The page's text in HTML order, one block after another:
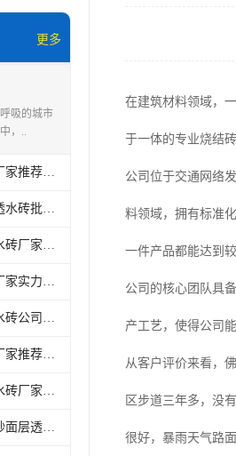
更多
吸的城市
，..
2026年透水砖生产厂家推荐：佛山青路新材料专注真空烧结工艺
2026年黑龙江市政透水砖批发厂家解析
2026年吉林通体透水砖厂家解析：青路新材料工艺与场景应用推荐
2026年佛山透水砖厂家实力解读：从市政铺装到园林景观的一站式供货方案
2026年吉林通体透水砖公司供应商参考：佛山市青路新材料有限公司产品适配与采购关注点
2026年透水砖生产厂家推荐：佛山青路新材料实力解析
2026年吉林通体透水砖厂家推荐：佛山青路新材料品质解析
2026年黑龙江石英砂面层透水砖源头厂家推荐
在建筑材料领域，
于一体的专业烧结
公司位于交通网络
料领域，拥有标准
一件产品都能达到
公司的核心团队具
产工艺，使得公司
从客户评价来看，
区步道三年多，没
很好，暴雨天气路